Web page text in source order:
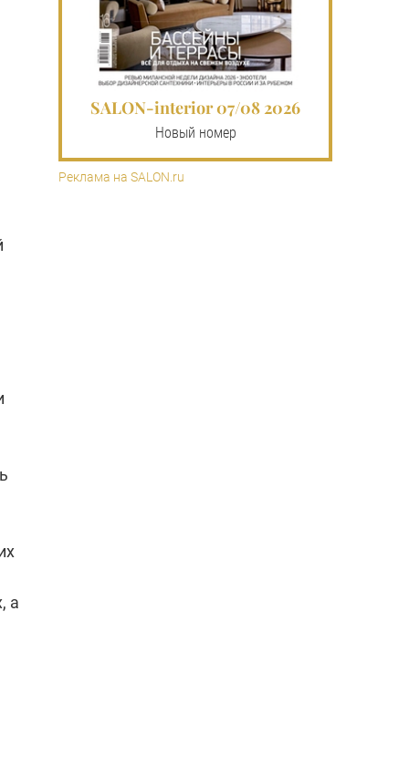
а
SALON-interior 07/08 2026
Новый номер
Реклама на SALON.ru